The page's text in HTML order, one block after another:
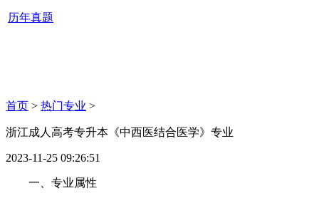
历年真题
首页 > 热门专业 >
浙江成人高考专升本《中西医结合医学》专业
2023-11-25 09:26:51
一、专业属性